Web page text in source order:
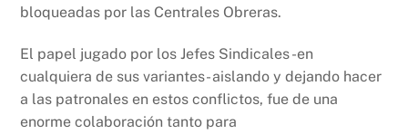
bloqueadas por las Centrales Obreras.
El papel jugado por los Jefes Sindicales -en
cualquiera de sus variantes- aislando y dejando hacer
a las patronales en estos conflictos, fue de una
enorme colaboración tanto para